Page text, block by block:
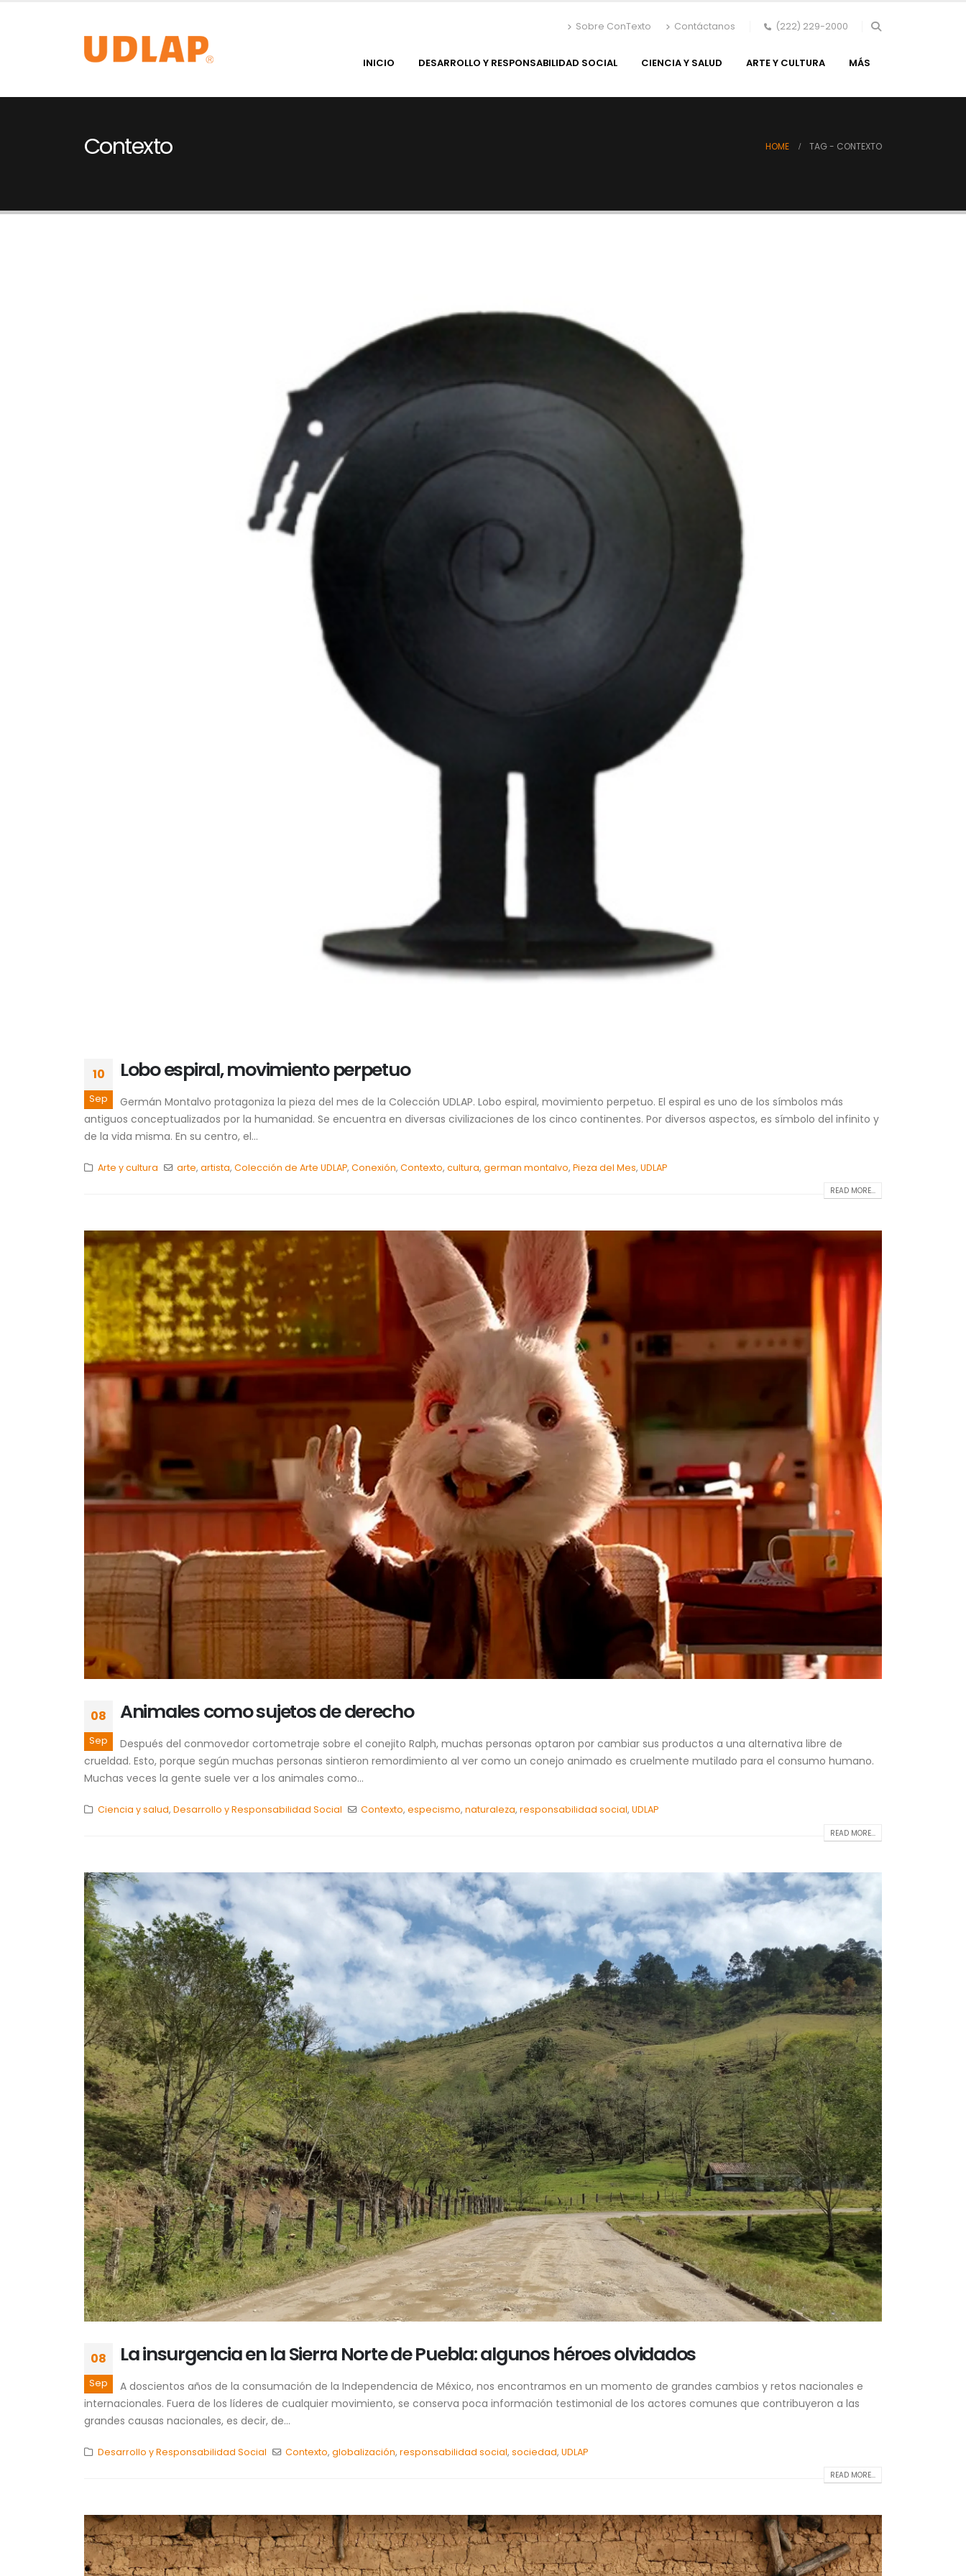
Sobre ConTexto Contáctanos (222) 229-2000
INICIO DESARROLLO Y RESPONSABILIDAD SOCIAL CIENCIA Y SALUD ARTE Y CULTURA MÁS
Contexto HOME TAG - CONTEXTO
10
Sep
Lobo espiral, movimiento perpetuo
Germán Montalvo protagoniza la pieza del mes de la Colección UDLAP. Lobo espiral, movimiento perpetuo. El espiral es uno de los símbolos más
antiguos conceptualizados por la humanidad. Se encuentra en diversas civilizaciones de los cinco continentes. Por diversos aspectos, es símbolo del infinito y
de la vida misma. En su centro, el...
Arte y cultura arte,artista,Colección de Arte UDLAP,Conexión,Contexto,cultura,german montalvo,Pieza del Mes,UDLAP
READ MORE...
08
Sep
Animales como sujetos de derecho
Después del conmovedor cortometraje sobre el conejito Ralph, muchas personas optaron por cambiar sus productos a una alternativa libre de
crueldad. Esto, porque según muchas personas sintieron remordimiento al ver como un conejo animado es cruelmente mutilado para el consumo humano.
Muchas veces la gente suele ver a los animales como...
Ciencia y salud, Desarrollo y Responsabilidad Social Contexto,especismo,naturaleza,responsabilidad social,UDLAP
READ MORE...
08
Sep
La insurgencia en la Sierra Norte de Puebla: algunos héroes olvidados
A doscientos años de la consumación de la Independencia de México, nos encontramos en un momento de grandes cambios y retos nacionales e
internacionales. Fuera de los líderes de cualquier movimiento, se conserva poca información testimonial de los actores comunes que contribuyeron a las
grandes causas nacionales, es decir, de...
Desarrollo y Responsabilidad Social Contexto,globalización,responsabilidad social,sociedad,UDLAP
READ MORE...